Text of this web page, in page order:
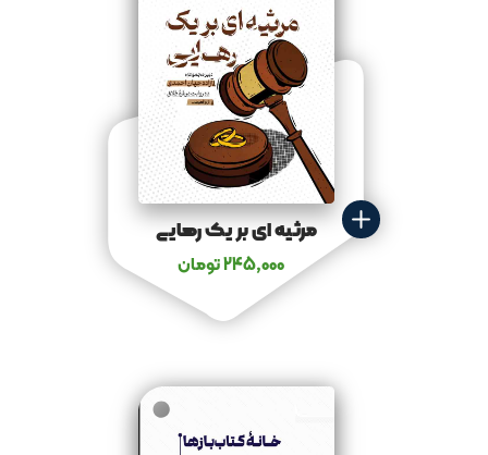
مرثیه‌ ای بر یک رهایی
245,000تومان